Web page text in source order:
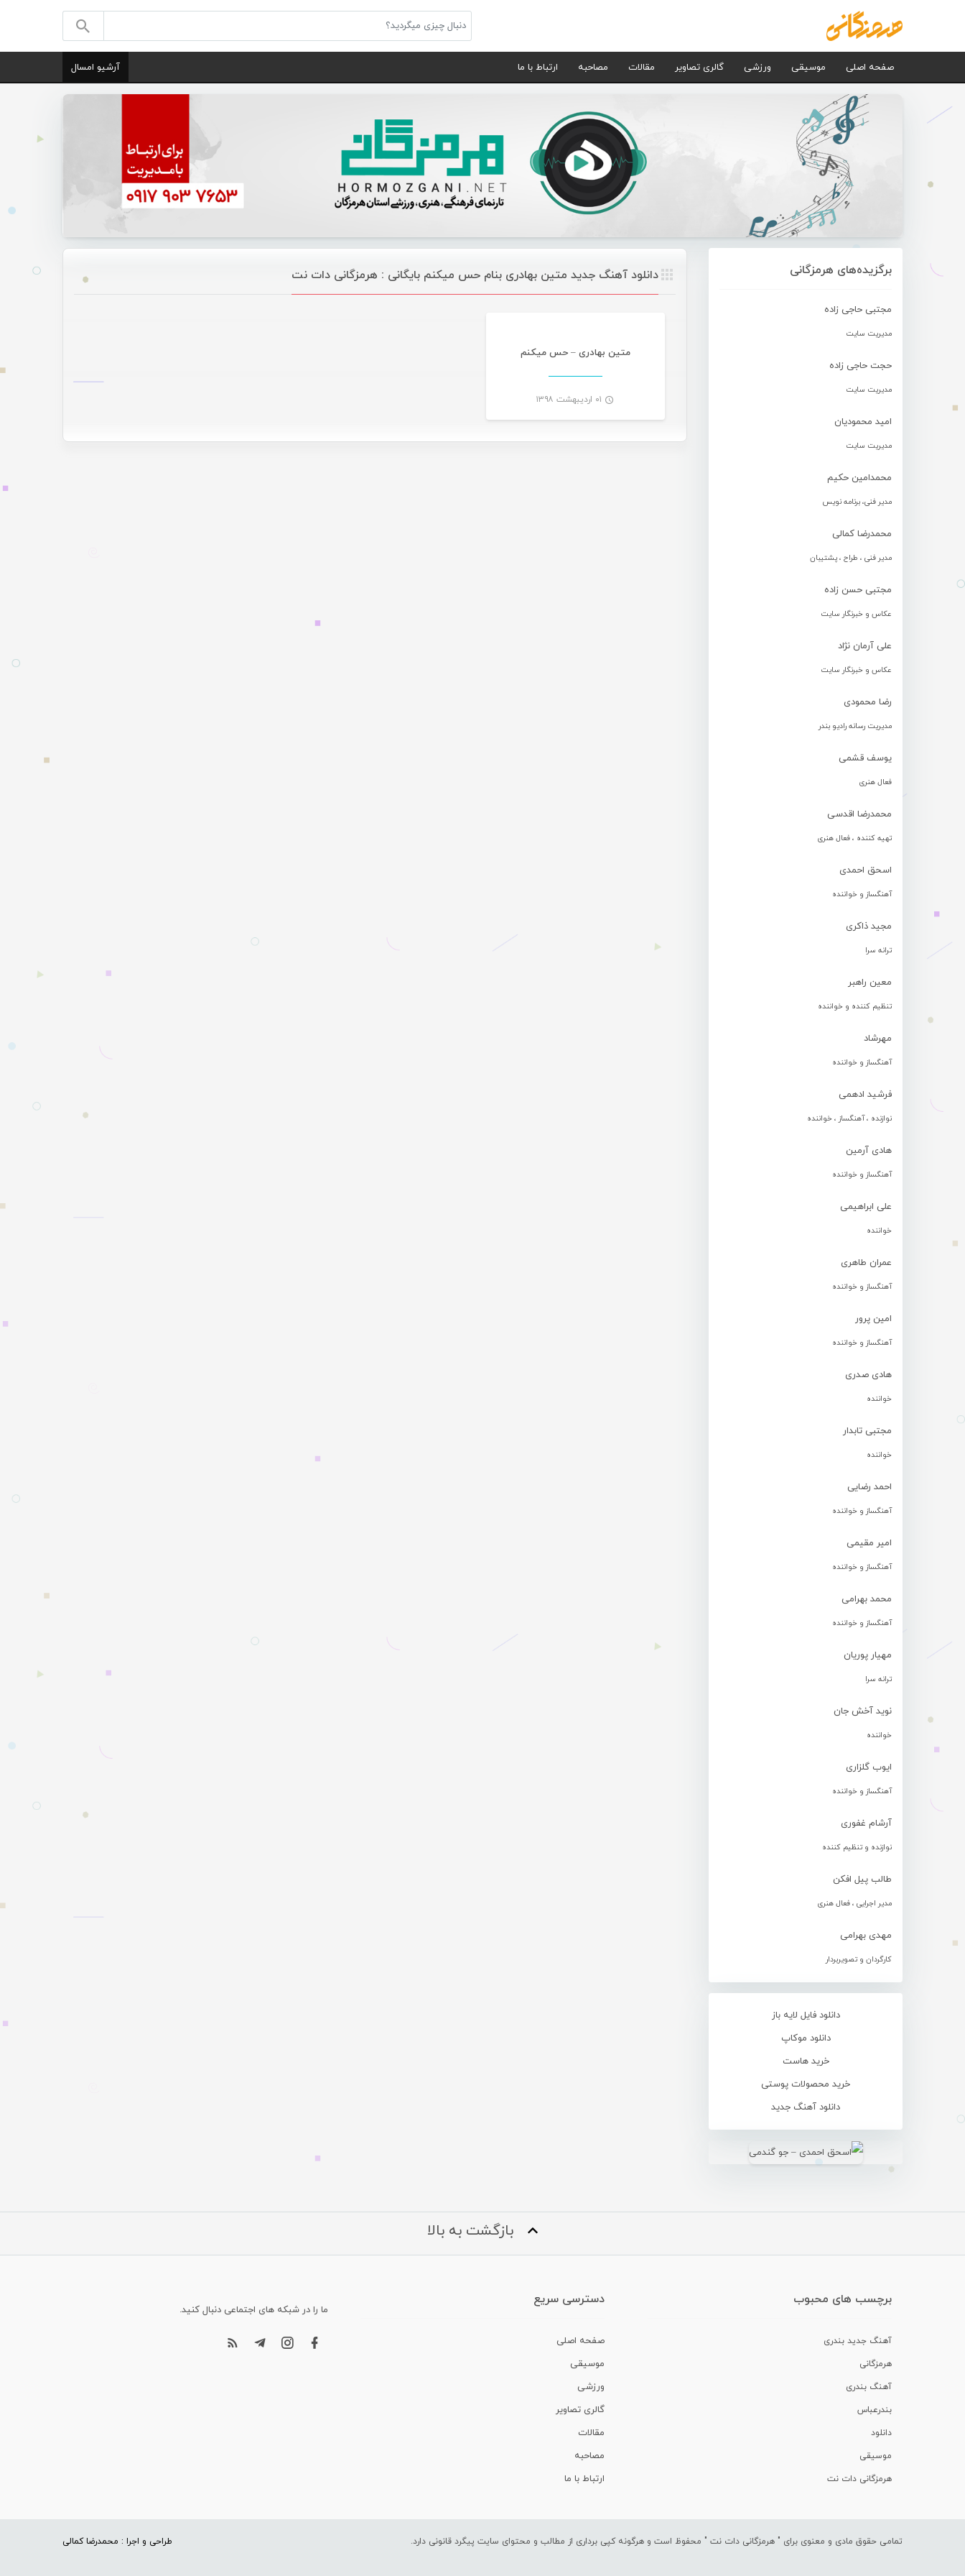
صفحه اصلی موسیقی ورزشی گالری تصاویر مقالات مصاحبه ارتباط با ما آرشیو امسال
برگزیده‌های هرمزگانی
مجتبی حاجی زاده
مدیریت سایت
حجت حاجی زاده
مدیریت سایت
امید محمودیان
مدیریت سایت
محمدامین حکیم
مدیر فنی، برنامه نویس
محمدرضا کمالی
مدیر فنی ، طراح ، پشتیبان
مجتبی حسن زاده
عکاس و خبرنگار سایت
علی آرمان نژاد
عکاس و خبرنگار سایت
رضا محمودی
مدیریت رسانه رادیو بندر
یوسف قشمی
فعال هنری
محمدرضا اقدسی
تهیه کننده ، فعال هنری
اسحق احمدی
آهنگساز و خواننده
مجید ذاکری
ترانه سرا
معین راهبر
تنظیم کننده و خواننده
مهرشاد
آهنگساز و خواننده
فرشید ادهمی
نوازنده ، آهنگساز ، خواننده
هادی آرمین
آهنگساز و خواننده
علی ابراهیمی
خواننده
عمران طاهری
آهنگساز و خواننده
امین پرور
آهنگساز و خواننده
هادی صدری
خواننده
مجتبی تابدار
خواننده
احمد رضایی
آهنگساز و خواننده
امیر مقیمی
آهنگساز و خواننده
محمد بهرامی
آهنگساز و خواننده
مهیار پوریان
ترانه سرا
نوید آخش جان
خواننده
ایوب گلزاری
آهنگساز و خواننده
آرشام غفوری
نوازنده و تنظیم کننده
طالب پیل افکن
مدیر اجرایی ، فعال هنری
مهدی بهرامی
کارگردان و تصویربردار
دانلود فایل لایه باز
دانلود موکاپ
خرید هاست
خرید محصولات پوستی
دانلود آهنگ جدید
دانلود آهنگ جدید متین بهادری بنام حس میکنم بایگانی : هرمزگانی دات نت
متین بهادری – حس میکنم
۰۱ اردیبهشت ۱۳۹۸
بازگشت به بالا
برچسب های محبوب
آهنگ جدید بندری
هرمزگانی
آهنگ بندری
بندرعباس
دانلود
موسیقی
هرمزگانی دات نت
دسترسی سریع
صفحه اصلی
موسیقی
ورزشی
گالری تصاویر
مقالات
مصاحبه
ارتباط با ما
ما را در شبکه های اجتماعی دنبال کنید.
تمامی حقوق مادی و معنوی برای " هرمزگانی دات نت " محفوظ است و هرگونه کپی برداری از مطالب و محتوای سایت پیگرد قانونی دارد. طراحی و اجرا : محمدرضا کمالی